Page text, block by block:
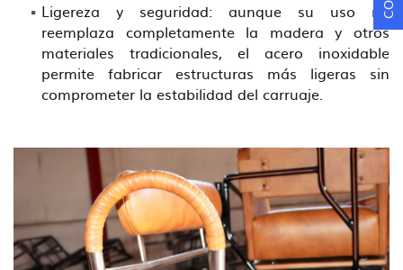
Ligereza y seguridad: aunque su uso no
reemplaza completamente la madera y otros
materiales tradicionales, el acero inoxidable
permite fabricar estructuras más ligeras sin
comprometer la estabilidad del carruaje.